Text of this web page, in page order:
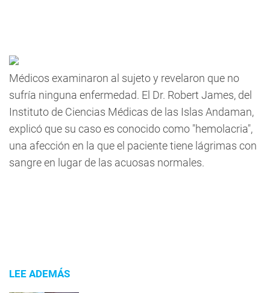
Médicos examinaron al sujeto y revelaron que no
sufría ninguna enfermedad. El Dr. Robert James, del
Instituto de Ciencias Médicas de las Islas Andaman,
explicó que su caso es conocido como "hemolacria",
una afección en la que el paciente tiene lágrimas con
sangre en lugar de las acuosas normales.
LEE ADEMÁS